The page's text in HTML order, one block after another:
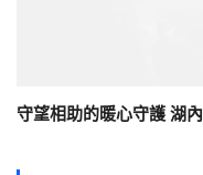
守望相助的暖心守護 湖